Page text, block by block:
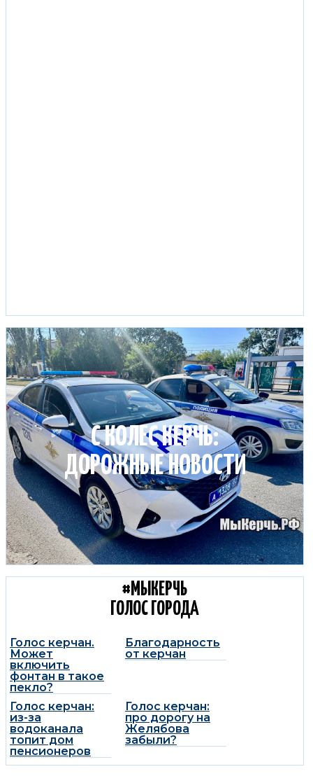
С КОЛЕС КЕРЧЬ:
ДОРОЖНЫЕ НОВОСТИ
#МЫКЕРЧЬ
ГОЛОС ГОРОДА
Голос керчан.
Может
включить
фонтан в такое
пекло?
Благодарность
от керчан
Голос керчан:
из-за
водоканала
топит дом
пенсионеров
Голос керчан:
про дорогу на
Желябова
забыли?